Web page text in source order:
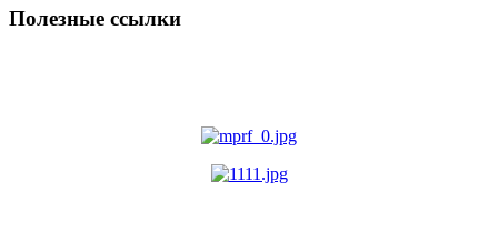
Полезные ссылки